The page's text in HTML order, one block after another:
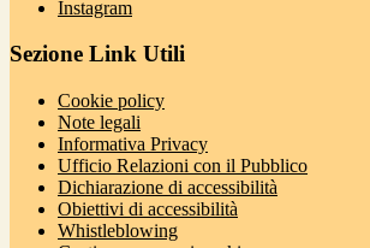
Instagram
Sezione Link Utili
Cookie policy
Note legali
Informativa Privacy
Ufficio Relazioni con il Pubblico
Dichiarazione di accessibilità
Obiettivi di accessibilità
Whistleblowing